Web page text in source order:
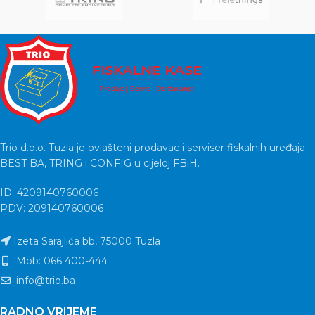
Trio d.o.o. Tuzla je ovlašteni prodavac i serviser fiskalnih uređaja
BEST BA, TRING i CONFIG u cijeloj FBiH.
ID: 4209140760006
PDV: 209140760006
Izeta Sarajlića bb, 75000 Tuzla
Mob: 066 400-444
info@trio.ba
RADNO VRIJEME